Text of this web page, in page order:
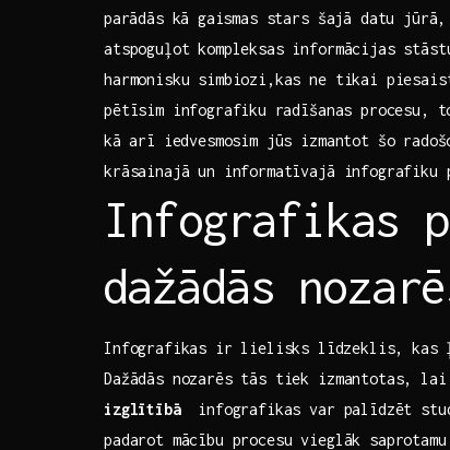
⁣parādās kā ⁤gaismas stars šajā datu
atspoguļot kompleksas informācijas
harmonisku ​simbiozi,kas‍ ne tikai
pētīsim infografiku⁤ radīšanas procesu,
kā ⁤arī iedvesmosim‌ jūs izmantot šo
krāsainajā un informatīvajā infografiku
Infografikas
⁢dažādās
Infografikas ir lielisks ⁤līdzeklis,​ kas‌
Dažādās nozarēs tās tiek‍ izmantotas,
izglītībā infografikas var palīdzēt
padarot mācību procesu vieglāk